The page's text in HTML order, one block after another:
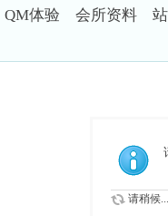
QM体验 会所资料
请稍候...